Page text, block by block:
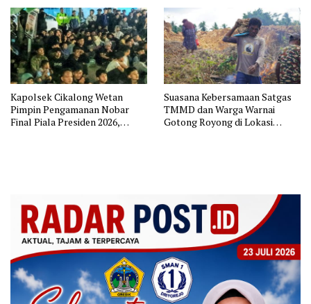
Kapolsek Cikalong Wetan
Pimpin Pengamanan Nobar
Final Piala Presiden 2026,
Suasana Kebersamaan Satgas
TMMD dan Warga Warnai
Gotong Royong di Lokasi